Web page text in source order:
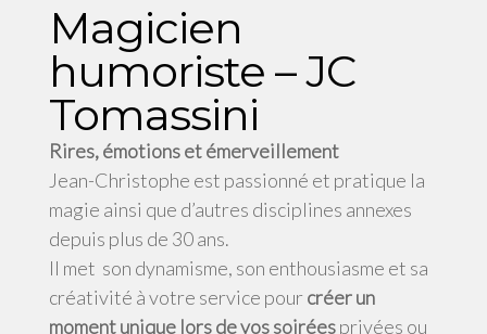
Magicien
humoriste – JC
Tomassini
Rires, émotions et émerveillement
Jean-Christophe est passionné et pratique la
magie ainsi que d’autres disciplines annexes
depuis plus de 30 ans.
Il met son dynamisme, son enthousiasme et sa
créativité à votre service pourcréer un
moment unique lors de vos soiréesprivées ou